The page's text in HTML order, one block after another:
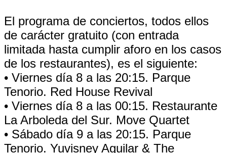
El programa de conciertos, todos ellos
de carácter gratuito (con entrada
limitada hasta cumplir aforo en los casos
de los restaurantes), es el siguiente:
• Viernes día 8 a las 20:15. Parque
Tenorio. Red House Revival
• Viernes día 8 a las 00:15. Restaurante
La Arboleda del Sur. Move Quartet
• Sábado día 9 a las 20:15. Parque
Tenorio. Yuvisney Aguilar & The